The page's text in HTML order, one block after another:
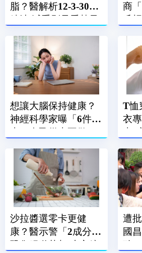
脂？醫解析12-3-30訓
商
想讓大腦保持健康？
神經科學家曝「6件
事」自己從來不做
T恤
衣
來
沙拉醬選零卡更健
康？醫示警「2成分」
恐傷腸道菌相 小心糖
遭
國
酸